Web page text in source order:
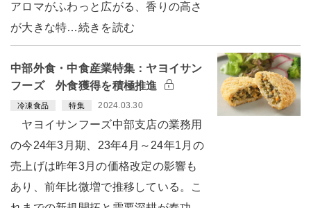
アロマがふわっと広がる、香りの高さ
が大きな特…続きを読む
中部外食・中食産業特集：ヤヨイサン
フーズ 外食獲得を積極推進
冷凍食品 特集 2024.03.30
ヤヨイサンフーズ中部支店の業務用
の今24年3月期、23年4月～24年1月の
売上げは昨年3月の価格改定の影響も
あり、前年比微増で推移している。こ